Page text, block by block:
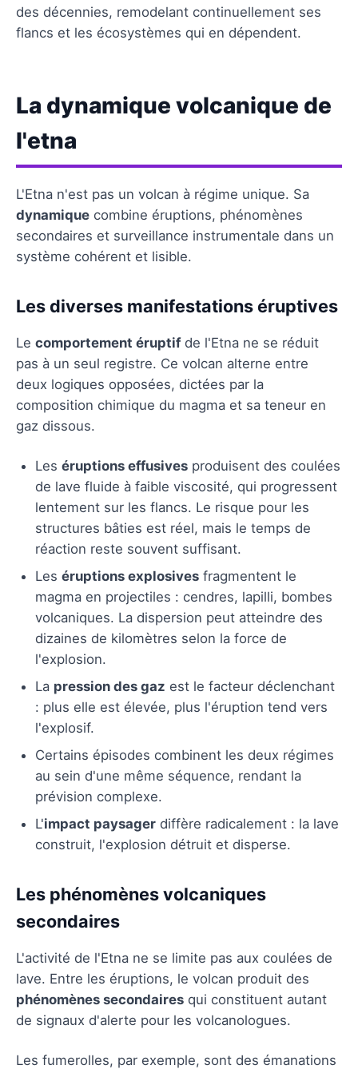
des décennies, remodelant continuellement ses
flancs et les écosystèmes qui en dépendent.
La dynamique volcanique de
l'etna
L'Etna n'est pas un volcan à régime unique. Sa
dynamique combine éruptions, phénomènes
secondaires et surveillance instrumentale dans un
système cohérent et lisible.
Les diverses manifestations éruptives
Le comportement éruptifde l'Etna ne se réduit
pas à un seul registre. Ce volcan alterne entre
deux logiques opposées, dictées par la
composition chimique du magma et sa teneur en
gaz dissous.
Les éruptions effusives produisent des coulées
de lave fluide à faible viscosité, qui progressent
lentement sur les flancs. Le risque pour les
structures bâties est réel, mais le temps de
réaction reste souvent suffisant.
Les éruptions explosives fragmentent le
magma en projectiles : cendres, lapilli, bombes
volcaniques. La dispersion peut atteindre des
dizaines de kilomètres selon la force de
l'explosion.
La pression des gaz est le facteur déclenchant
: plus elle est élevée, plus l'éruption tend vers
l'explosif.
Certains épisodes combinent les deux régimes
au sein d'une même séquence, rendant la
prévision complexe.
L'impact paysager diffère radicalement : la lave
construit, l'explosion détruit et disperse.
Les phénomènes volcaniques
secondaires
L'activité de l'Etna ne se limite pas aux coulées de
lave. Entre les éruptions, le volcan produit des
phénomènes secondaires qui constituent autant
de signaux d'alerte pour les volcanologues.
Les fumerolles, par exemple, sont des émanations